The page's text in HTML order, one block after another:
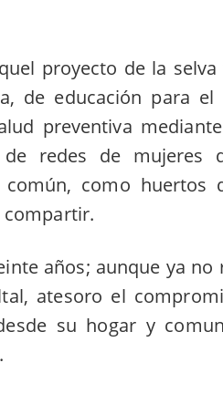
proyecto de la
de educación para
preventiva
redes de mujeres
como huertos
compartir.
años; aunque ya
atesoro el
su hogar y